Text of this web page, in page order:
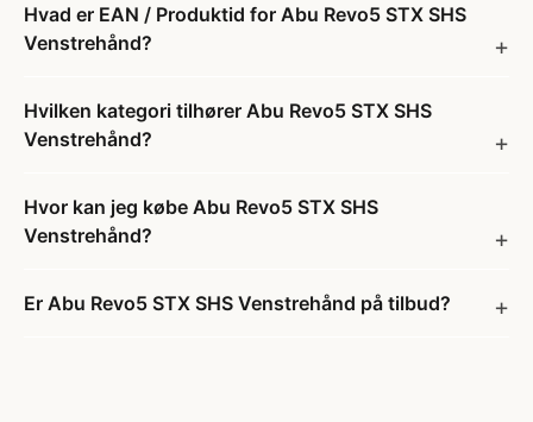
Hvad er EAN / Produktid for Abu Revo5 STX SHS
Venstrehånd?
Hvilken kategori tilhører Abu Revo5 STX SHS
Venstrehånd?
Hvor kan jeg købe Abu Revo5 STX SHS
Venstrehånd?
Er Abu Revo5 STX SHS Venstrehånd på tilbud?